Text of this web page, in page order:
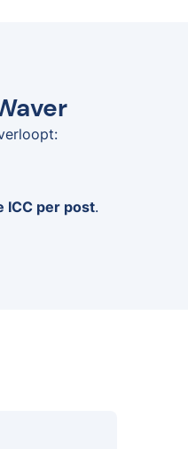
ICC per post.